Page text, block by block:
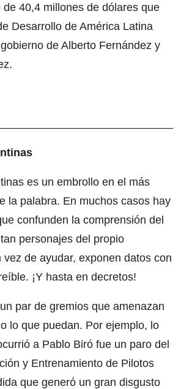
de 40,4 millones de dólares que
Desarrollo de América Latina
de Alberto Fernández y
es un embrollo en el más
la palabra. En muchos casos hay
confunden la comprensión del
personajes del propio
vez de ayudar, exponen datos con
¡Y hasta en decretos!
par de gremios que amenazan
lo que puedan. Por ejemplo, lo
a Pablo Biró fue un paro del
y Entrenamiento de Pilotos
que generó un gran disgusto